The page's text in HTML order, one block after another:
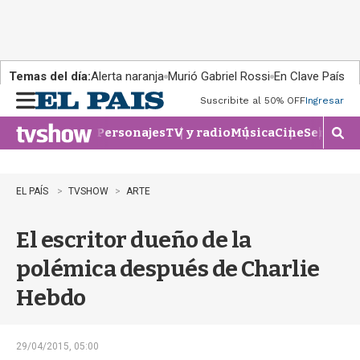
Temas del día:Alerta naranja Murió Gabriel Rossi En Clave País
n
u
Suscribite al 50% OFFIngresar
PersonajesTV y radioMúsicaCineSeries
M
o
EL PAÍS TVSHOW ARTE
El escritor dueño de la
polémica después de Charlie
Hebdo
29/04/2015, 05:00